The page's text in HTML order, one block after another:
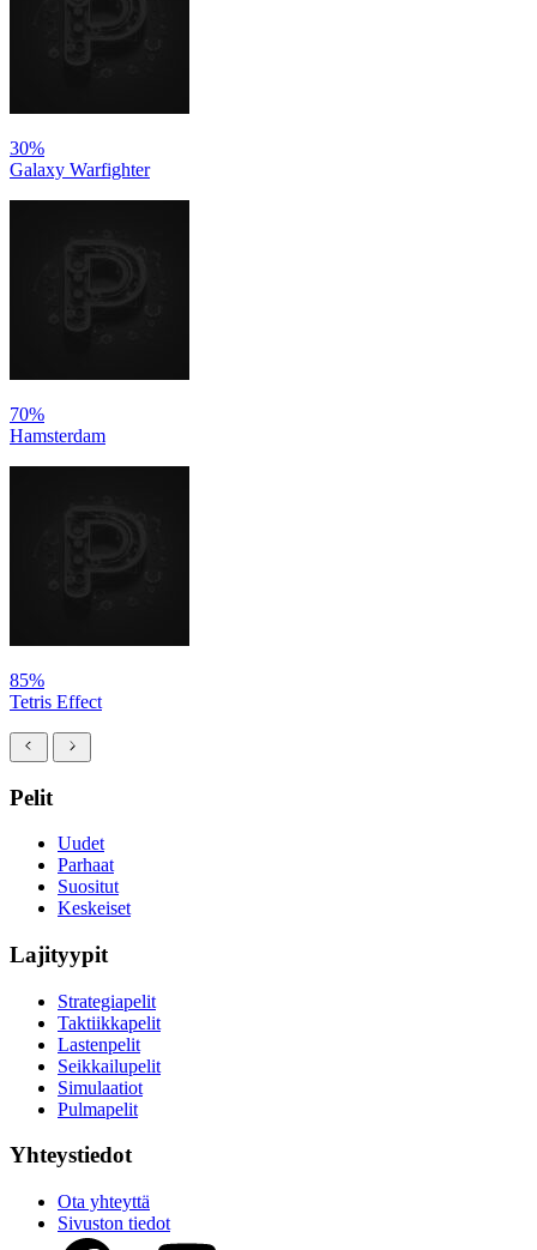
30%
Galaxy Warfighter
70%
Hamsterdam
85%
Tetris Effect
Pelit
Uudet
Parhaat
Suositut
Keskeiset
Lajityypit
Strategiapelit
Taktiikkapelit
Lastenpelit
Seikkailupelit
Simulaatiot
Pulmapelit
Yhteystiedot
Ota yhteyttä
Sivuston tiedot